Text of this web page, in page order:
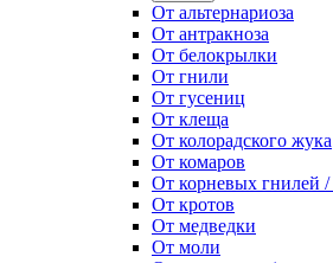
От альтернариоза
От антракноза
От белокрылки
От гнили
От гусениц
От клеща
От колорадского жука
От комаров
От корневых гнилей
От кротов
От медведки
От моли